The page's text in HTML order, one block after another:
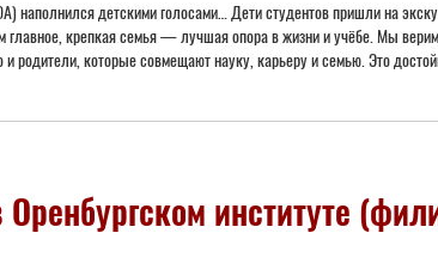
наполнился детскими голосами… Дети студентов пришли на
крепкая семья — лучшая опора в жизни и учёбе. Мы
родители, которые совмещают науку, карьеру и семью. Это
институте